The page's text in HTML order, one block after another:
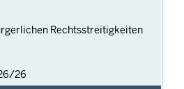
Rechtsstreitigkeiten
26